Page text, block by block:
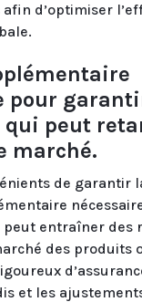
d’optimiser
pour
qui peut
marché.
de garantir
peut entraîner des
des produits
et les